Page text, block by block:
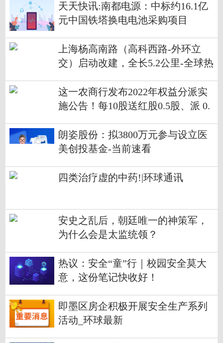
天天快讯:南都电源：中标约16.1亿
元中国铁塔换电电池采购项目
上海杨高南路（高科西路-外环立
交）启动改建，全长5.2公里-全球热
这一农商行发布2022年权益分派实
施公告！每10股送红股0.5股、派 0.
朗姿股份：拟3800万元参与设立医
美创投基金-当前速看
四类治疗虚的中药!|环球通讯
安史之乱后，朝廷唯一的神策军，
为什么会是太监统领？
热议：安全“童”行｜校园安全莫大
意，这份笔记快收好！
即墨区房企积极开展安全生产系列
活动_环球最新